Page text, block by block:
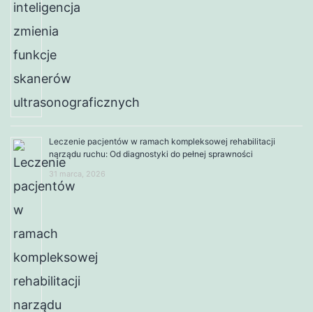
Leczenie pacjentów w ramach kompleksowej rehabilitacji
narządu ruchu: Od diagnostyki do pełnej sprawności
31 marca, 2026